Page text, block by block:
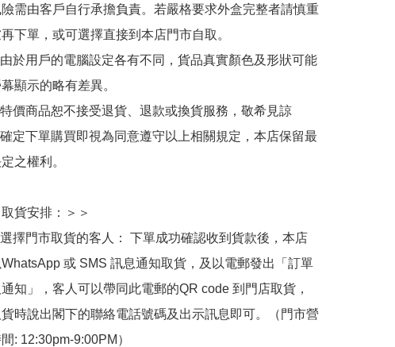
需由客戶自行承擔負責。若嚴格要求外盒完整者請慎重
下單，或可選擇直接到本店門市自取。
於用戶的電腦設定各有不同，貨品真實顏色及形狀可能
顯示的略有差異。
價商品恕不接受退貨、退款或換貨服務，敬希見諒
定下單購買即視為同意遵守以上相關規定，本店保留最
之權利。
取貨安排：＞＞
擇門市取貨的客人： 下單成功確認收到貨款後，本店
或 SMS 訊息通知取貨，及以電郵發出「訂單
知」，客人可以帶同此電郵的QR code 到門店取貨，
時說出閣下的聯絡電話號碼及出示訊息即可。（門市營
: 12:30pm-9:00PM）